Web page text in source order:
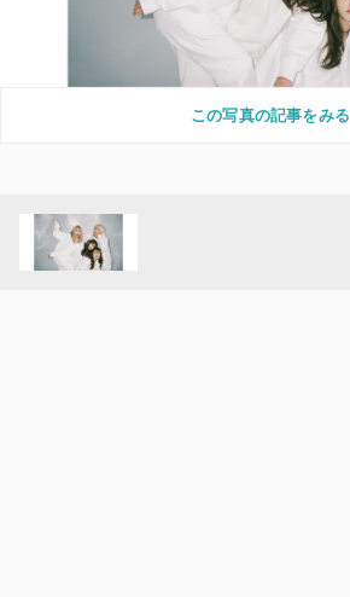
この写真の記事をみる